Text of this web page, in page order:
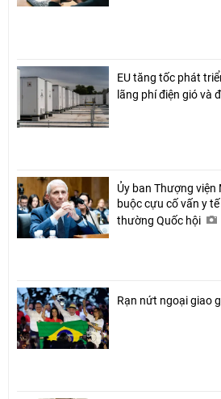
EU tăng tốc phát
lãng phí điện gió và
Ủy ban Thượng
buộc cựu cố vấn y
thường Quốc hội
Rạn nứt ngoại giao